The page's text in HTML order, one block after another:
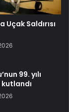
Uçak Saldırısı
99. yılı